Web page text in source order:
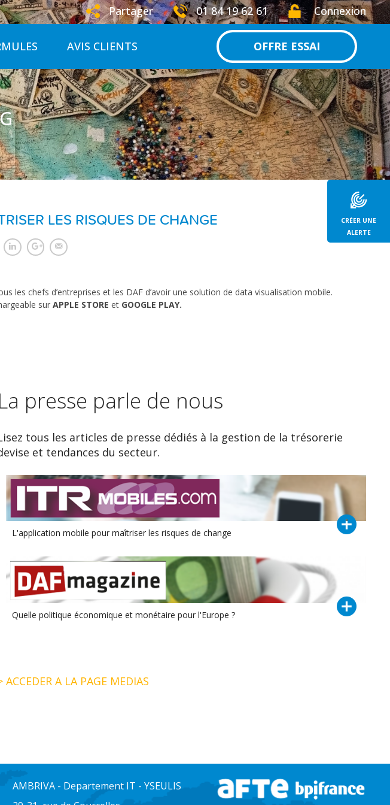
AVIS CLIENTS OFFRE ESSAI
Partager 01 84 19 62 61 Connexion
LES RISQUES DE CHANGE
les chefs d’entreprises et les DAF d’avoir une solution de data visualisation mobile.
sur APPLE STORE et GOOGLE PLAY.
La presse parle de nous
tous les articles de presse dédiés à la gestion de la trésorerie
et tendances du secteur.
L'application mobile pour maîtriser les risques de change
Quelle politique économique et monétaire pour l'Europe ?
ACCEDER A LA PAGE MEDIAS
AMBRIVA - Departement IT - YSEULIS
CRÉER UNE
ALERTE